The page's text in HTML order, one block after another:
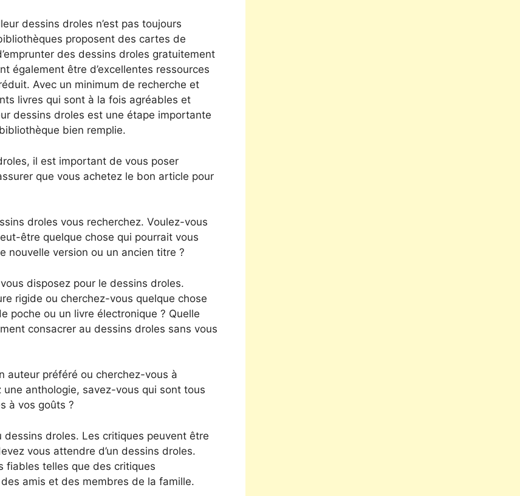
dessins droles n’est pas toujours
proposent des cartes de
des dessins droles gratuitement
également être d’excellentes ressources
Avec un minimum de recherche et
livres qui sont à la fois agréables et
dessins droles est une étape importante
bien remplie.
il est important de vous poser
que vous achetez le bon article pour
droles vous recherchez. Voulez-vous
être quelque chose qui pourrait vous
nouvelle version ou un ancien titre ?
disposez pour le dessins droles.
rigide ou cherchez-vous quelque chose
poche ou un livre électronique ? Quelle
consacrer au dessins droles sans vous
auteur préféré ou cherchez-vous à
anthologie, savez-vous qui sont tous
à vos goûts ?
droles. Les critiques peuvent être
vous attendre d’un dessins droles.
fiables telles que des critiques
amis et des membres de la famille.